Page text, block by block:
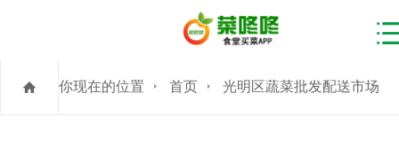
你现在的位置 首页 光明区蔬菜批发配送市场